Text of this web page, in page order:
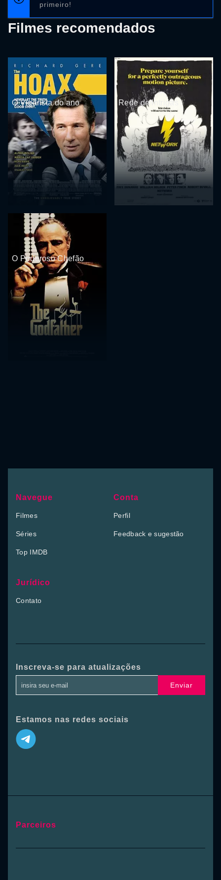
primeiro!
Filmes recomendados
O Vigarista do ano Rede de Intrigas
O Poderoso Chefão
Navegue
Filmes
Séries
Top IMDB
Conta
Perfil
Feedback e sugestão
Jurídico
Contato
Inscreva-se para atualizações
Enviar
Estamos nas redes sociais
Parceiros